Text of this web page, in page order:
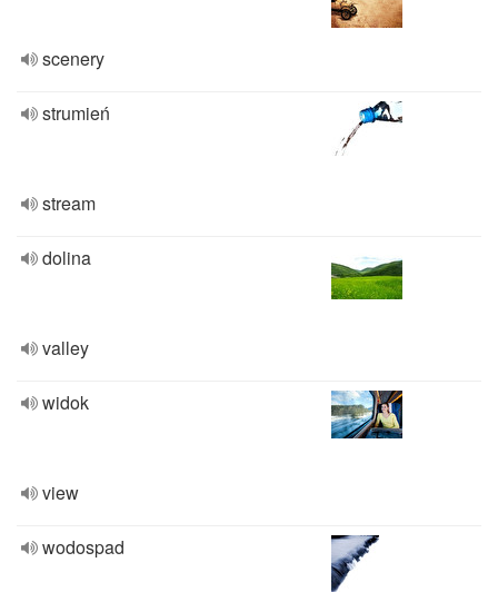
scenery
strumień
stream
dolina
valley
widok
view
wodospad